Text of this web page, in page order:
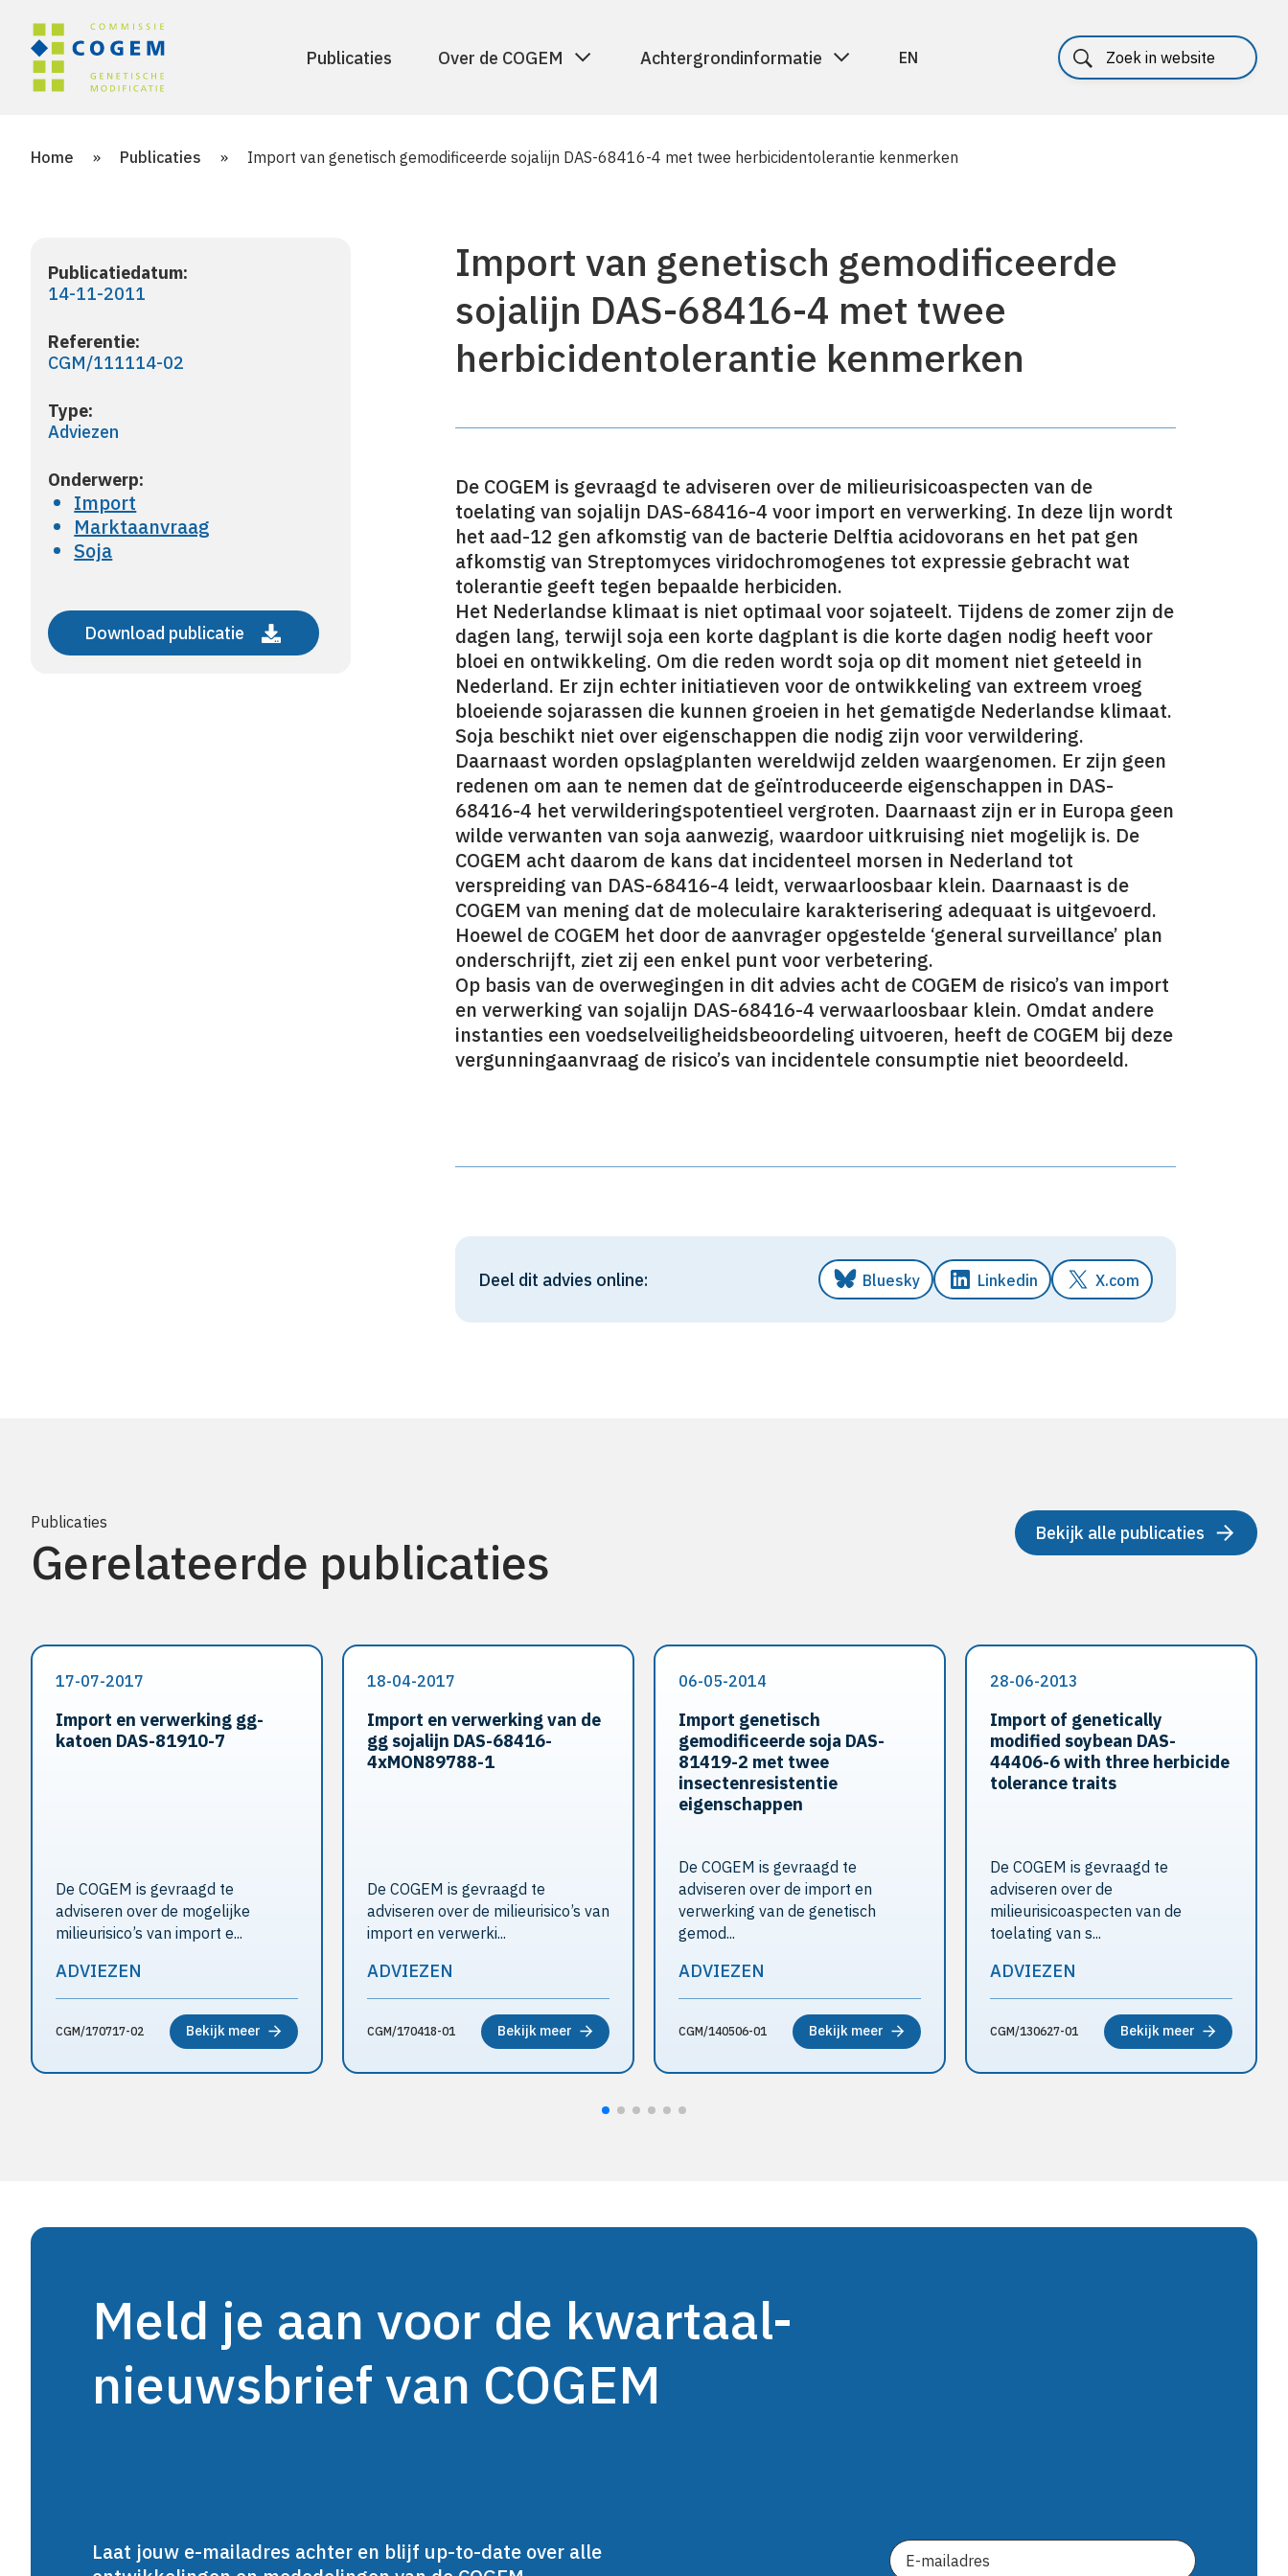
Publicaties Over de COGEM Achtergrondinformatie EN
Home » Publicaties » Import van genetisch gemodificeerde sojalijn DAS-68416-4 met twee herbicidentolerantie kenmerken
Publicatiedatum:
14-11-2011
Referentie:
CGM/111114-02
Type:
Adviezen
Onderwerp:
Import
Marktaanvraag
Soja
Download publicatie
Import van genetisch gemodificeerde
sojalijn DAS-68416-4 met twee
herbicidentolerantie kenmerken
De COGEM is gevraagd te adviseren over de milieurisicoaspecten van de
toelating van sojalijn DAS-68416-4 voor import en verwerking. In deze lijn wordt
het aad-12 gen afkomstig van de bacterie Delftia acidovorans en het pat gen
afkomstig van Streptomyces viridochromogenes tot expressie gebracht wat
tolerantie geeft tegen bepaalde herbiciden.
Het Nederlandse klimaat is niet optimaal voor sojateelt. Tijdens de zomer zijn de
dagen lang, terwijl soja een korte dagplant is die korte dagen nodig heeft voor
bloei en ontwikkeling. Om die reden wordt soja op dit moment niet geteeld in
Nederland. Er zijn echter initiatieven voor de ontwikkeling van extreem vroeg
bloeiende sojarassen die kunnen groeien in het gematigde Nederlandse klimaat.
Soja beschikt niet over eigenschappen die nodig zijn voor verwildering.
Daarnaast worden opslagplanten wereldwijd zelden waargenomen. Er zijn geen
redenen om aan te nemen dat de geïntroduceerde eigenschappen in DAS-
68416-4 het verwilderingspotentieel vergroten. Daarnaast zijn er in Europa geen
wilde verwanten van soja aanwezig, waardoor uitkruising niet mogelijk is. De
COGEM acht daarom de kans dat incidenteel morsen in Nederland tot
verspreiding van DAS-68416-4 leidt, verwaarloosbaar klein. Daarnaast is de
COGEM van mening dat de moleculaire karakterisering adequaat is uitgevoerd.
Hoewel de COGEM het door de aanvrager opgestelde ‘general surveillance’ plan
onderschrijft, ziet zij een enkel punt voor verbetering.
Op basis van de overwegingen in dit advies acht de COGEM de risico’s van import
en verwerking van sojalijn DAS-68416-4 verwaarloosbaar klein. Omdat andere
instanties een voedselveiligheidsbeoordeling uitvoeren, heeft de COGEM bij deze
vergunningaanvraag de risico’s van incidentele consumptie niet beoordeeld.
Deel dit advies online: Bluesky Linkedin X.com
Publicaties
Gerelateerde publicaties Bekijk alle publicaties
17-07-2017
Import en verwerking gg-
katoen DAS-81910-7
De COGEM is gevraagd te
adviseren over de mogelijke
milieurisico’s van import e...
ADVIEZEN
CGM/170717-02 Bekijk meer
18-04-2017
Import en verwerking van de
gg sojalijn DAS-68416-
4xMON89788-1
De COGEM is gevraagd te
adviseren over de milieurisico’s van
import en verwerki...
ADVIEZEN
CGM/170418-01 Bekijk meer
06-05-2014
Import genetisch
gemodificeerde soja DAS-
81419-2 met twee
insectenresistentie
eigenschappen
De COGEM is gevraagd te
adviseren over de import en
verwerking van de genetisch
gemod...
ADVIEZEN
CGM/140506-01 Bekijk meer
28-06-2013
Import of genetically
modified soybean DAS-
44406-6 with three herbicide
tolerance traits
De COGEM is gevraagd te
adviseren over de
milieurisicoaspecten van de
toelating van s...
ADVIEZEN
CGM/130627-01 Bekijk meer
Meld je aan voor de kwartaal-
nieuwsbrief van COGEM
Laat jouw e-mailadres achter en blijf up-to-date over alle